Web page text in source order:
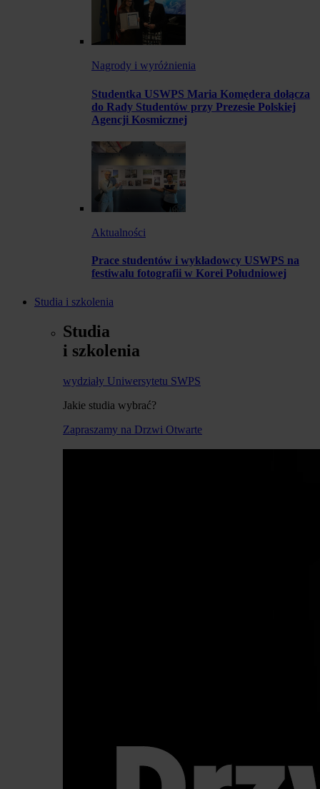
Nagrody i wyróżnienia
Studentka USWPS Maria Komędera dołącza
do Rady Studentów przy Prezesie Polskiej
Agencji Kosmicznej
Aktualności
Prace studentów i wykładowcy USWPS na
festiwalu fotografii w Korei Południowej
Studia i szkolenia
Studia
i szkolenia
wydziały Uniwersytetu SWPS
Jakie studia wybrać?
Zapraszamy na Drzwi Otwarte